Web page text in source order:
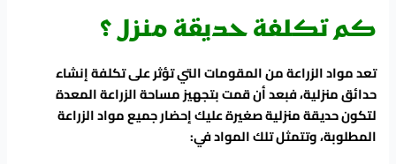
كم تكلفة حديقة منزل ؟
تعد مواد الزراعة من المقومات التي تؤثر على تكلفة إنشاء
حدائق منزلية، فبعد أن قمت بتجهيز مساحة الزراعة المعدة
لتكون حديقة منزلية صغيرة عليك إحضار جميع مواد الزراعة
المطلوبة، وتتمثل تلك المواد في: